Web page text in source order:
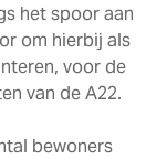
het spoor aan
om hierbij als
voor de
van de A22.
bewoners